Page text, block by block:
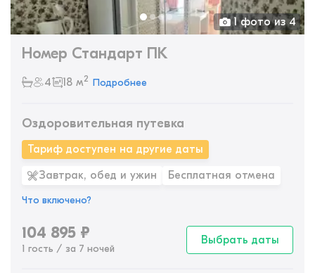
1 фото из 4
Номер Стандарт ПК
4 18 м2 Подробнее
Оздоровительная путевка
Тариф доступен на другие даты
Завтрак, обед и ужин Бесплатная отмена
Что включено?
104 895 ₽
1 гость / за 7 ночей
Выбрать даты